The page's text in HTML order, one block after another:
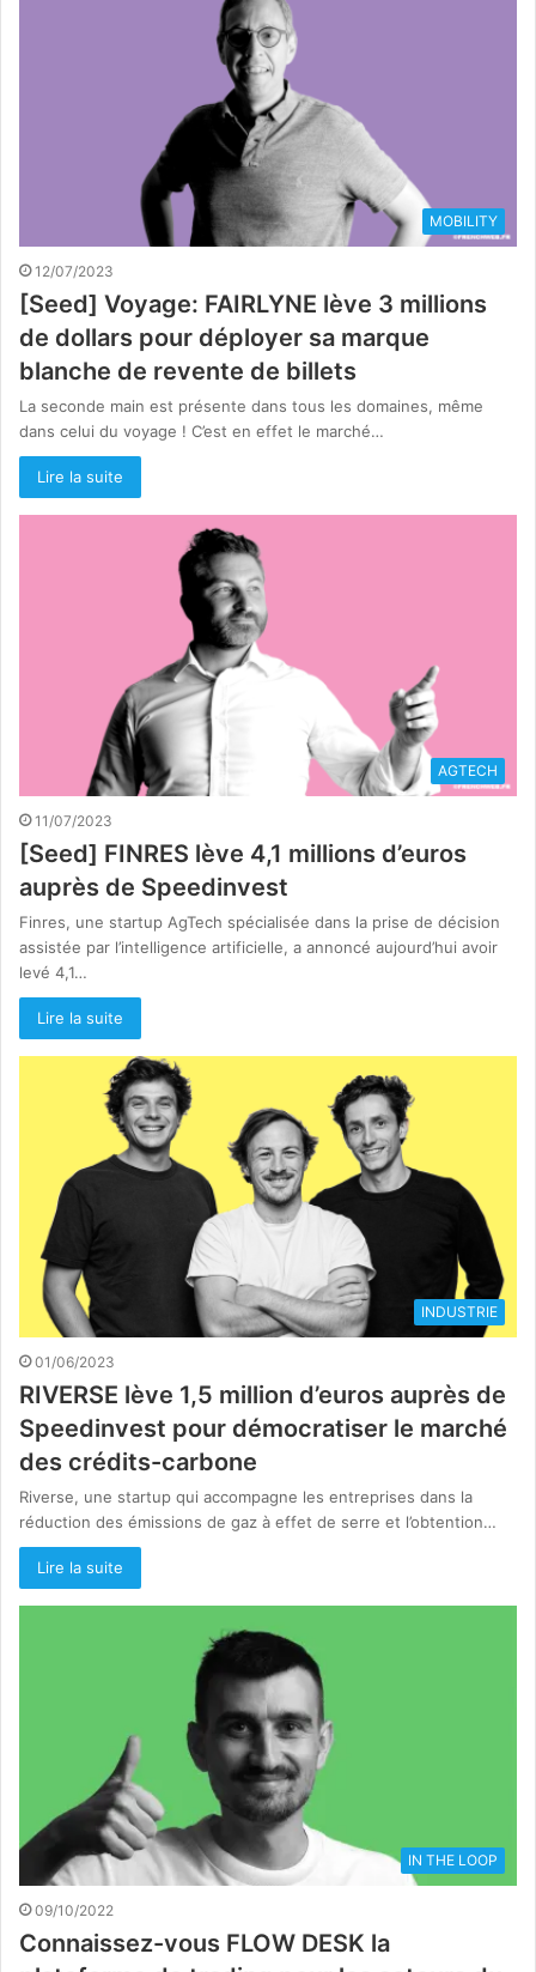
MOBILITY
12/07/2023
[Seed] Voyage: FAIRLYNE lève 3 millions
de dollars pour déployer sa marque
blanche de revente de billets
La seconde main est présente dans tous les domaines, même
dans celui du voyage ! C’est en effet le marché…
Lire la suite
AGTECH
11/07/2023
[Seed] FINRES lève 4,1 millions d’euros
auprès de Speedinvest
Finres, une startup AgTech spécialisée dans la prise de décision
assistée par l’intelligence artificielle, a annoncé aujourd’hui avoir
levé 4,1…
Lire la suite
INDUSTRIE
01/06/2023
RIVERSE lève 1,5 million d’euros auprès de
Speedinvest pour démocratiser le marché
des crédits-carbone
Riverse, une startup qui accompagne les entreprises dans la
réduction des émissions de gaz à effet de serre et l’obtention…
Lire la suite
IN THE LOOP
09/10/2022
Connaissez-vous FLOW DESK la